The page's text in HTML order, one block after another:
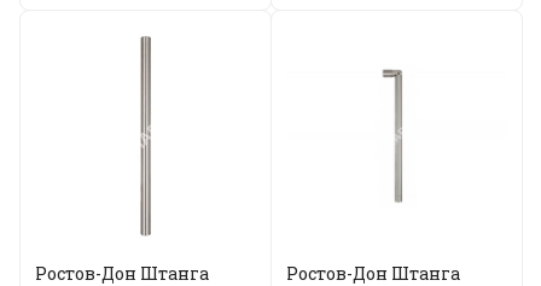
Ростов-Дон Штанга
Ростов-Дон Штанга